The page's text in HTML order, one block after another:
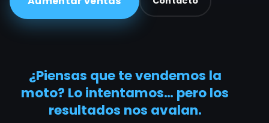
¿Piensas que te vendemos la
moto? Lo intentamos… pero los
resultados nos avalan.